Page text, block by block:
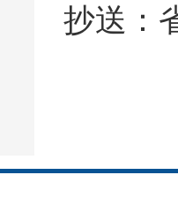
抄送：